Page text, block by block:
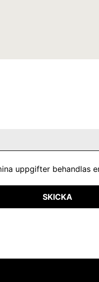
uppgifter behandlas
SKICKA